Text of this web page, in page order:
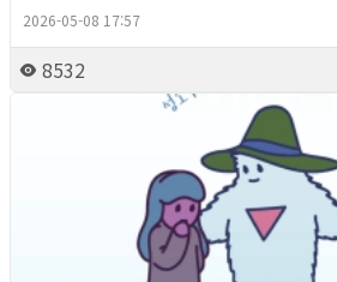
2026-05-08 17:57
8532